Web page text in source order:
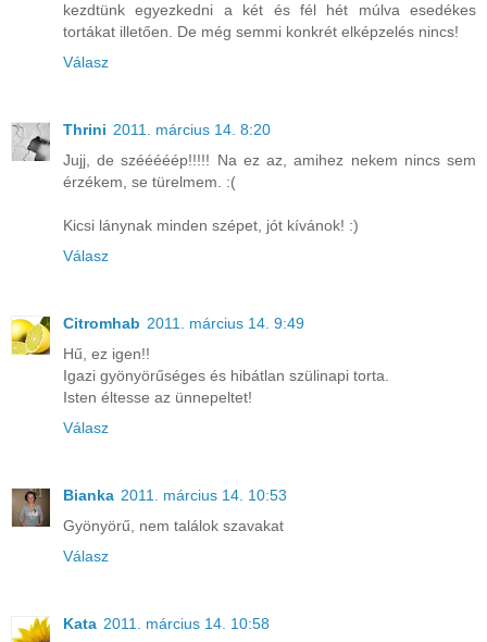
kezdtünk egyezkedni a két és fél hét múlva esedékes
tortákat illetően. De még semmi konkrét elképzelés nincs!
Válasz
Thrini 2011. március 14. 8:20
Jujj, de szééééép!!!!! Na ez az, amihez nekem nincs sem
érzékem, se türelmem. :(
Kicsi lánynak minden szépet, jót kívánok! :)
Válasz
Citromhab 2011. március 14. 9:49
Hű, ez igen!!
Igazi gyönyörűséges és hibátlan szülinapi torta.
Isten éltesse az ünnepeltet!
Válasz
Bianka 2011. március 14. 10:53
Gyönyörű, nem találok szavakat
Válasz
Kata 2011. március 14. 10:58